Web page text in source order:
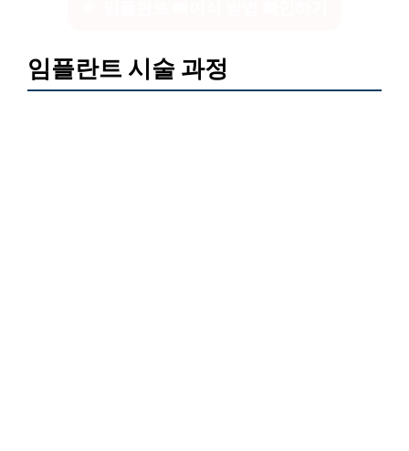
임플란트 시술 과정